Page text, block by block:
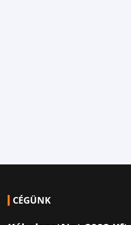
CÉGÜNK